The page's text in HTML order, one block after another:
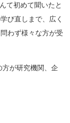
て初めて聞いたと
び直しまで、広く
わず様々な方が受
が研究機関、企